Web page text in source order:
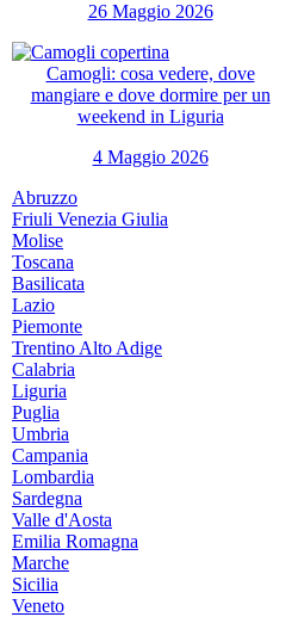
26 Maggio 2026
Camogli: cosa vedere, dove
mangiare e dove dormire per un
weekend in Liguria
4 Maggio 2026
Abruzzo
Friuli Venezia Giulia
Molise
Toscana
Basilicata
Lazio
Piemonte
Trentino Alto Adige
Calabria
Liguria
Puglia
Umbria
Campania
Lombardia
Sardegna
Valle d'Aosta
Emilia Romagna
Marche
Sicilia
Veneto